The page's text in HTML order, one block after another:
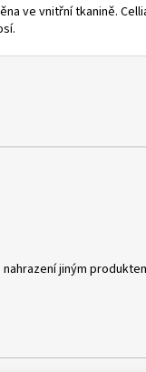
ve vnitřní tkanině.
jiným